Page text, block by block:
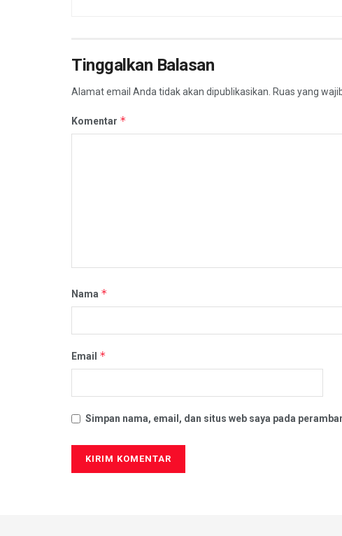
Tinggalkan Balasan
Alamat email Anda tidak akan dipublikasikan. Ruas yang
Komentar *
Nama *
Email *
Simpan nama, email, dan situs web saya pada